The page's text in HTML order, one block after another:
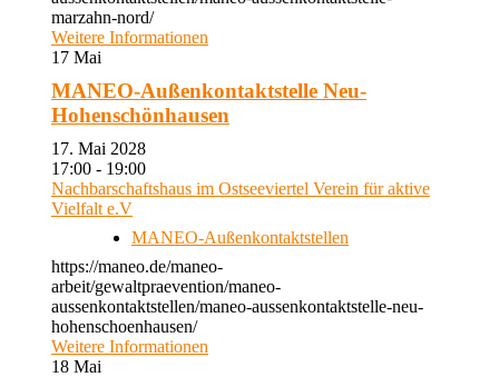
marzahn-nord/
Weitere Informationen
17 Mai
MANEO-Außenkontaktstelle Neu-
Hohenschönhausen
17. Mai 2028
17:00 - 19:00
Nachbarschaftshaus im Ostseeviertel Verein für aktive
Vielfalt e.V
MANEO-Außenkontaktstellen
https://maneo.de/maneo-
arbeit/gewaltpraevention/maneo-
aussenkontaktstellen/maneo-aussenkontaktstelle-neu-
hohenschoenhausen/
Weitere Informationen
18 Mai